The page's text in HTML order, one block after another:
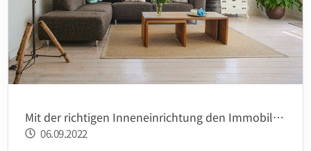
Mit der richtigen Inneneinrichtung den Immobilienwert steigern?
06.09.2022